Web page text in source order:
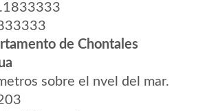
de Chontales
sobre el nvel del mar.